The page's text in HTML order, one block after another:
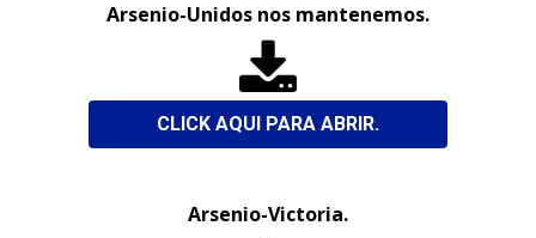
Arsenio-Unidos nos mantenemos.

CLICK AQUI PARA ABRIR.
Arsenio-Victoria.